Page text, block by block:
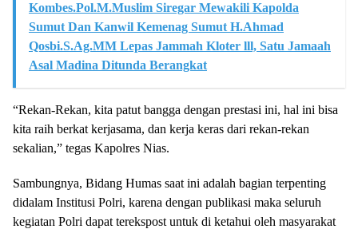
Kombes.Pol.M.Muslim Siregar Mewakili Kapolda
Sumut Dan Kanwil Kemenag Sumut H.Ahmad
Qosbi.S.Ag.MM Lepas Jammah Kloter lll, Satu Jamaah
Asal Madina Ditunda Berangkat
“Rekan-Rekan, kita patut bangga dengan prestasi ini, hal ini bisa
kita raih berkat kerjasama, dan kerja keras dari rekan-rekan
sekalian,” tegas Kapolres Nias.
Sambungnya, Bidang Humas saat ini adalah bagian terpenting
didalam Institusi Polri, karena dengan publikasi maka seluruh
kegiatan Polri dapat terekspost untuk di ketahui oleh masyarakat